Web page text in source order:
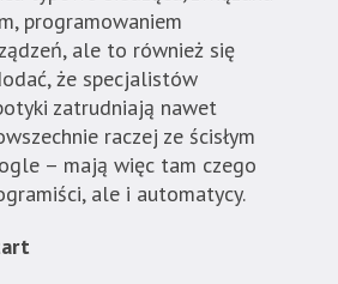
programowaniem
ale to również się
że specjalistów
zatrudniają nawet
raczej ze ścisłym
– mają więc tam czego
ale i automatycy.